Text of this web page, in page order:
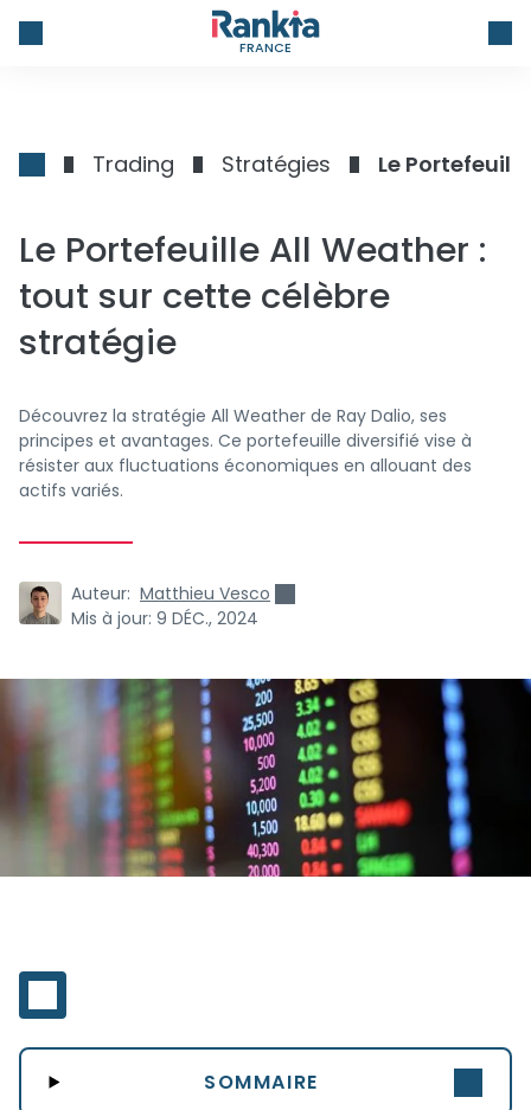
FRANCE
Trading Stratégies Le
Le Portefeuille All Weather :
tout sur cette célèbre
stratégie
Découvrez la stratégie All Weather de Ray Dalio, ses
principes et avantages. Ce portefeuille diversifié vise à
résister aux fluctuations économiques en allouant des
actifs variés.
Auteur: Matthieu Vesco
Mis à jour: 9 DÉC., 2024
SOMMAIRE